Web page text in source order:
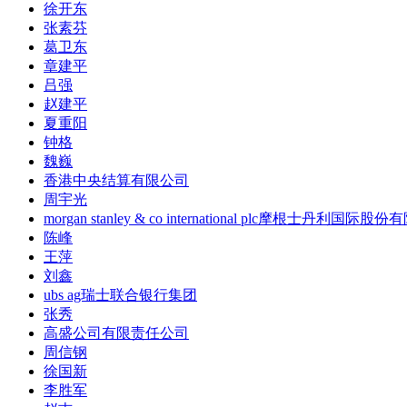
徐开东
张素芬
葛卫东
章建平
吕强
赵建平
夏重阳
钟格
魏巍
香港中央结算有限公司
周宇光
morgan stanley & co international plc摩根士丹利国际股份有
陈峰
王萍
刘鑫
ubs ag瑞士联合银行集团
张秀
高盛公司有限责任公司
周信钢
徐国新
李胜军